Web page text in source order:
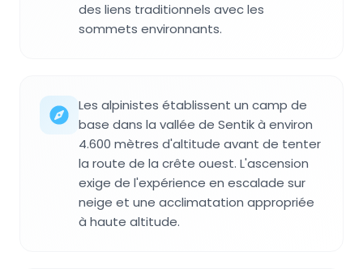
des liens traditionnels avec les
sommets environnants.
Les alpinistes établissent un camp de
base dans la vallée de Sentik à environ
4.600 mètres d'altitude avant de tenter
la route de la crête ouest. L'ascension
exige de l'expérience en escalade sur
neige et une acclimatation appropriée
à haute altitude.